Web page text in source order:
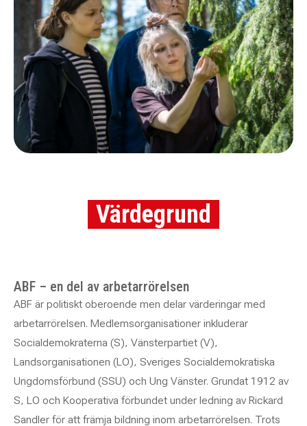
Värdegrund
ABF – en del av arbetarrörelsen
ABF är politiskt oberoende men delar värderingar med
arbetarrörelsen. Medlemsorganisationer inkluderar
Socialdemokraterna (S), Vänsterpartiet (V),
Landsorganisationen (LO), Sveriges Socialdemokratiska
Ungdomsförbund (SSU) och Ung Vänster. Grundat 1912 av
S, LO och Kooperativa förbundet under ledning av Rickard
Sandler för att främja bildning inom arbetarrörelsen. Trots